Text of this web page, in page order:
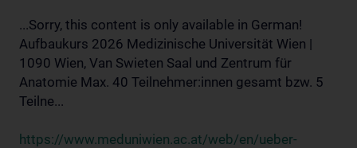
...Sorry, this content is only available in German!
Aufbaukurs 2026 Medizinische Universität Wien |
1090 Wien, Van Swieten Saal und Zentrum für
Anatomie Max. 40 Teilnehmer:innen gesamt bzw. 5
Teilne...
https://www.meduniwien.ac.at/web/en/ueber-